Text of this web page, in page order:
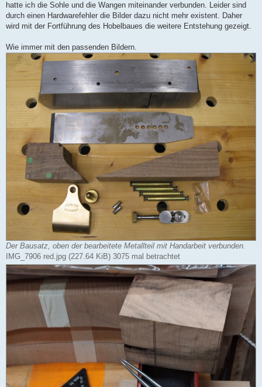
hatte ich die Sohle und die Wangen miteinander verbunden. Leider sind
durch einen Hardwarefehler die Bilder dazu nicht mehr existent. Daher
wird mit der Fortführung des Hobelbaues die weitere Entstehung gezeigt.
Wie immer mit den passenden Bildern.
Der Bausatz, oben der bearbeitete Metallteil mit Handarbeit verbunden.
IMG_7906 red.jpg (227.64 KiB) 3075 mal betrachtet